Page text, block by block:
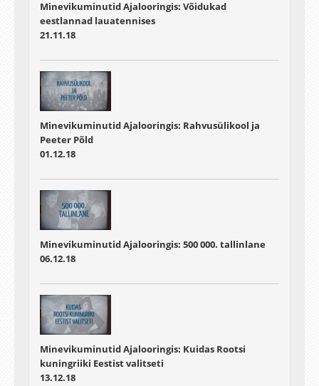
Minevikuminutid Ajalooringis: Võidukad
eestlannad lauatennises
21.11.18
Minevikuminutid Ajalooringis: Rahvusülikool ja
Peeter Põld
01.12.18
Minevikuminutid Ajalooringis: 500 000. tallinlane
06.12.18
Minevikuminutid Ajalooringis: Kuidas Rootsi
kuningriiki Eestist valitseti
13.12.18